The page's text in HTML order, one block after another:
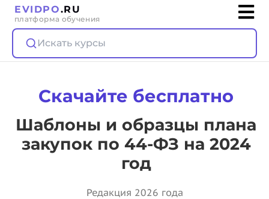
EVIDPO.RU
платформа обучения
Искать курсы
Скачайте бесплатно
Шаблоны и образцы плана
закупок по 44-ФЗ на 2024
год
Редакция 2026 года